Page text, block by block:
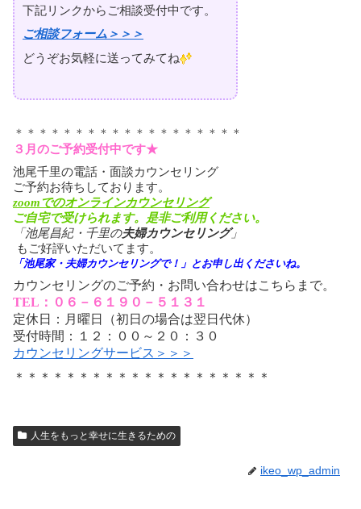
下記リンクからご相談受付中です。
ご相談フォーム＞＞＞
どうぞお気軽に送ってみてね
＊＊＊＊＊＊＊＊＊＊＊＊＊＊＊＊＊＊＊
３月のご予約受付中です★
池尾千里の電話・面談カウンセリング
ご予約お待ちしております。
zoomでのオンラインカウンセリング
ご自宅で受けられます。是非ご利用ください。
「池尾昌紀・千里の夫婦カウンセリング」
もご好評いただいてます。
「池尾家・夫婦カウンセリングで！」とお申し出くださいね。
カウンセリングのご予約・お問い合わせはこちらまで。
TEL：０６－６１９０－５１３１
定休日：月曜日（初日の場合は翌日代休）
受付時間：１２：００～２０：３０
カウンセリングサービス＞＞＞
＊＊＊＊＊＊＊＊＊＊＊＊＊＊＊＊＊＊＊＊
人生をもっと幸せに生きるための
ikeo_wp_admin